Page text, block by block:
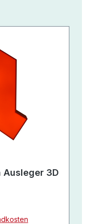
Ausleger 3D